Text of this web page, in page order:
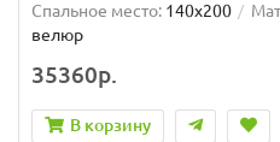
Спальное место: 140x200
велюр
35360р.
В корзину